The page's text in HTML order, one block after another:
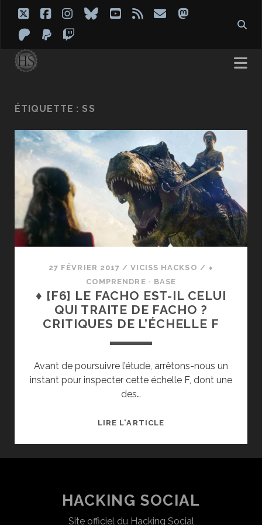
twitterfacebook
instagram
blueskyyoutube
rss emailmastodon
patreon
paypal
ÉTIQUETTE :SS
27 FÉVRIER 2017 /VICISS HACKSO / ⬧
COMPRENDRE · BASE
♦ [F6] LE FACHO EST-IL CELUI
QUI TRAITE DE FACHO ?
CRITIQUES DE L’ÉCHELLE F
Avant de poursuivre l’étude, arrêtons-nous un
instant pour inspecter cette échelle F, dont une
des…
LIRE L'ARTICLE♦
CELUI
QUI
HACKING SOCIAL
Site officiel du Hacking Social